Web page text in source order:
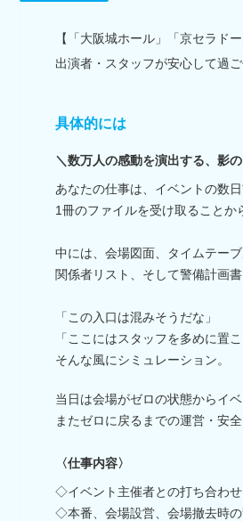
【「大阪城ホール」「京セラド
出演者・スタッフが安心して過
具体的には
＼数万人の感動を演出する、影
あなたの仕事は、イベントの数
1冊のファイルを受け取ることか
中には、会場図面、タイムテー
関係者リスト、そして警備計画
「この入口は混みそうだな」
「ここにはスタッフを多めに置
そんな風にシミュレーション。
当日は会場がゼロの状態からイ
またゼロに戻るまでの運営・安
〈仕事内容〉
◇イベント主催者との打ち合わせ
◇本番、会場設営、会場撤去時